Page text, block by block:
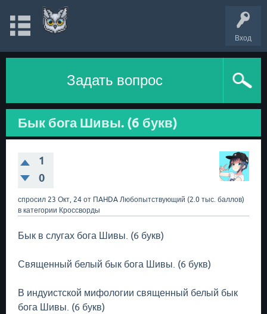
Вход
Задать вопрос
Бык бога Шивы. (6 букв)
1
0
спросил 23 Окт, 24 от ПAHDA Любопытствующий (2.0 тыс. баллов)
в категории Кроссворды
Бык в слугах бога Шивы. (6 букв)
Священный белый бык бога Шивы. (6 букв)
В индуистской мифологии священный белый бык
бога Шивы. (6 букв)